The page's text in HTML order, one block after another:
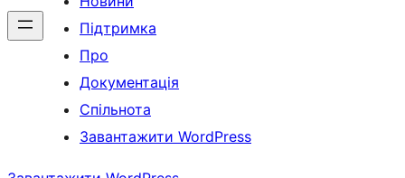
Підтримка
Про
Документація
Спільнота
Завантажити WordPress